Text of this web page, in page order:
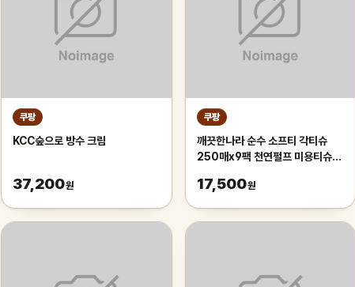
쿠팡
KCC숲으로 방수 크림
37,200원
쿠팡
깨끗한나라 순수 소프티 각티슈
250매x9팩 천연펄프 미용티슈,
17,500원